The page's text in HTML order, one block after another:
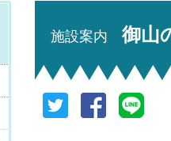
施設案内 御山